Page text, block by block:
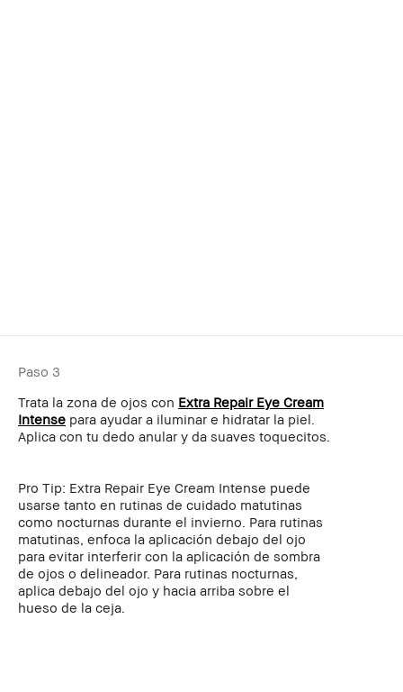
Paso 3
Trata la zona de ojos con Extra Repair Eye Cream
Intense para ayudar a iluminar e hidratar la piel.
Aplica con tu dedo anular y da suaves toquecitos.
Pro Tip: Extra Repair Eye Cream Intense puede
usarse tanto en rutinas de cuidado matutinas
como nocturnas durante el invierno. Para rutinas
matutinas, enfoca la aplicación debajo del ojo
para evitar interferir con la aplicación de sombra
de ojos o delineador. Para rutinas nocturnas,
aplica debajo del ojo y hacia arriba sobre el
hueso de la ceja.